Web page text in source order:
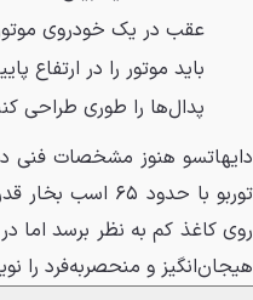
عقب در یک خودروی
باید موتور را در ارتفاع
پدال‌ها را طوری طراحی
توربو با حدود
روی کاغذ کم به نظر برسد اما
هیجان‌انگیز و منحصربه‌فرد را